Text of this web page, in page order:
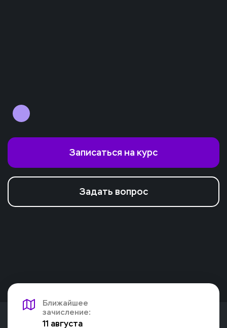
Записаться на курс
Задать вопрос
Ближайшее
зачисление:
11 августа